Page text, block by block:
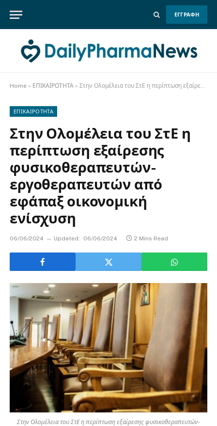
ΕΓΓΡΑΦΗ
Home » ΕΠΙΚΑΙΡΟΤΗΤΑ » Στην Ολομέλεια του ΣτΕ η περίπτωση εξαίρεσης φυσικοθεραπευτών-εργοθεραπευτών από εφάπαξ οικονομική ενίσχυση
ΕΠΙΚΑΙΡΟΤΗΤΑ
Στην Ολομέλεια του ΣτΕ η
περίπτωση εξαίρεσης
φυσικοθεραπευτών-
εργοθεραπευτών από
εφάπαξ οικονομική
ενίσχυση
06/06/2024 Updated: 06/06/2024 2 Mins Read
Στην Ολομέλεια του ΣτΕ η περίπτωση εξαίρεσης φυσικοθεραπευτών-